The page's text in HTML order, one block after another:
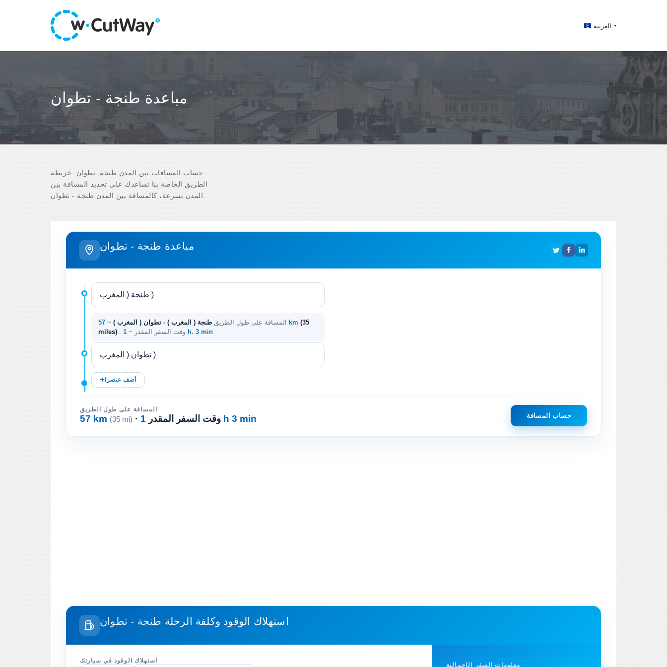
العربية
مباعدة طنجة - تطوان
حساب المسافات بين المدن طنجة, تطوان. خريطة
الطريق الخاصة بنا تساعدك على تحديد المسافة بين
مباعدة طنجة - تطوان
المسافة على طول الطريق طنجة ( المغرب ) - تطوان ( المغرب ) ~ 57 km (35
miles)
. وقت السفر المقدر ~ 1 h. 3 min
أضف عنصرا
المسافة على طول الطريق
57 km (35 mi) · وقت السفر المقدر 1 h 3 min حساب المسافة
استهلاك الوقود وكلفة الرحلة طنجة - تطوان
استهلاك الوقود في سيارتك
معلومات السفر الإجمالية